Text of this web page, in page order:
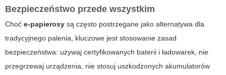
Bezpieczeństwo przede wszystkim
Choć e-papierosy są często postrzegane jako alternatywa dla
tradycyjnego palenia, kluczowe jest stosowanie zasad
bezpieczeństwa: używaj certyfikowanych baterii i ładowarek, nie
przegrzewaj urządzenia, nie stosuj uszkodzonych akumulatorów